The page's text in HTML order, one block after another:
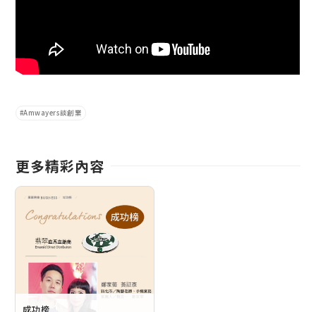
Amwayers談創業
更多精彩內容
成功榜